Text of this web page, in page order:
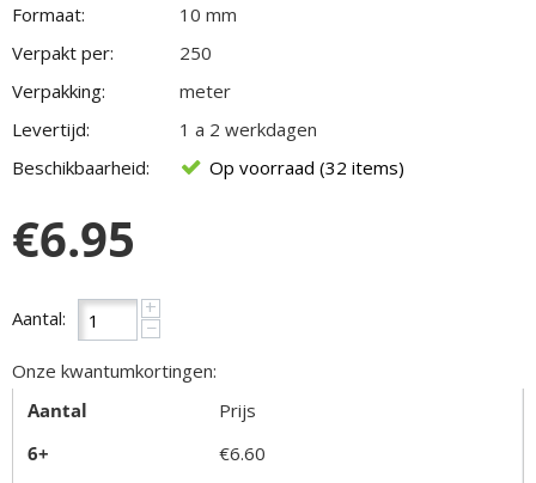
Formaat:
10 mm
Verpakt per:
250
Verpakking:
meter
Levertijd:
1 a 2 werkdagen
Beschikbaarheid:
Op voorraad (32 items)
€6.95
Aantal: +
−
Onze kwantumkortingen:
Aantal
Prijs
6+
€6.60